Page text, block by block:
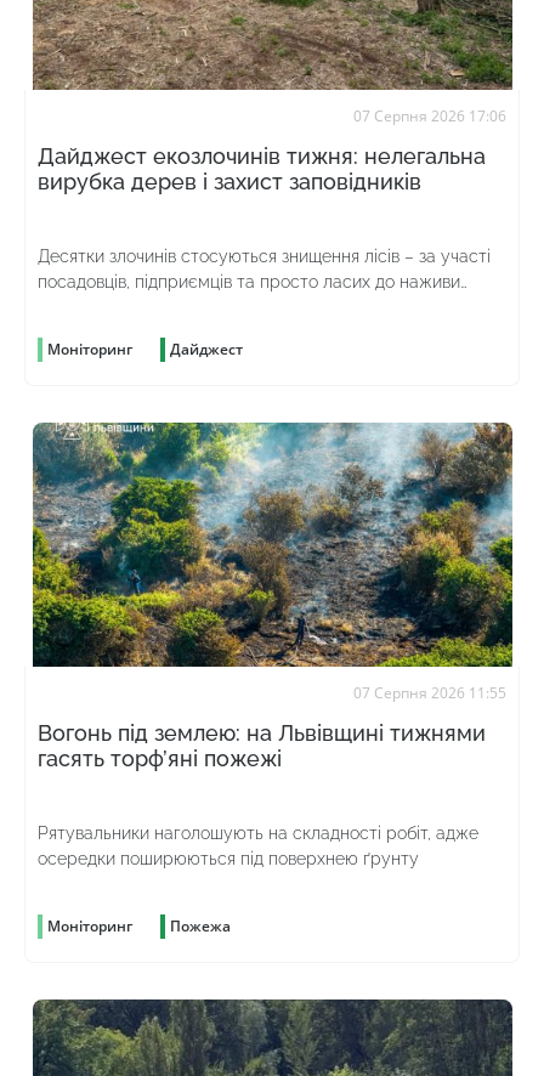
07 Серпня 2026 17:06
Дайджест екозлочинів тижня: нелегальна
вирубка дерев і захист заповідників
Десятки злочинів стосуються знищення лісів – за участі
посадовців, підприємців та просто ласих до наживи
Моніторинг Дайджест
07 Серпня 2026 11:55
Вогонь під землею: на Львівщині тижнями
гасять торф’яні пожежі
Рятувальники наголошують на складності робіт, адже
осередки поширюються під поверхнею ґрунту
Моніторинг Пожежа